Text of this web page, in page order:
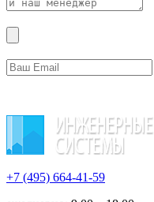
+7 (495) 664-41-59